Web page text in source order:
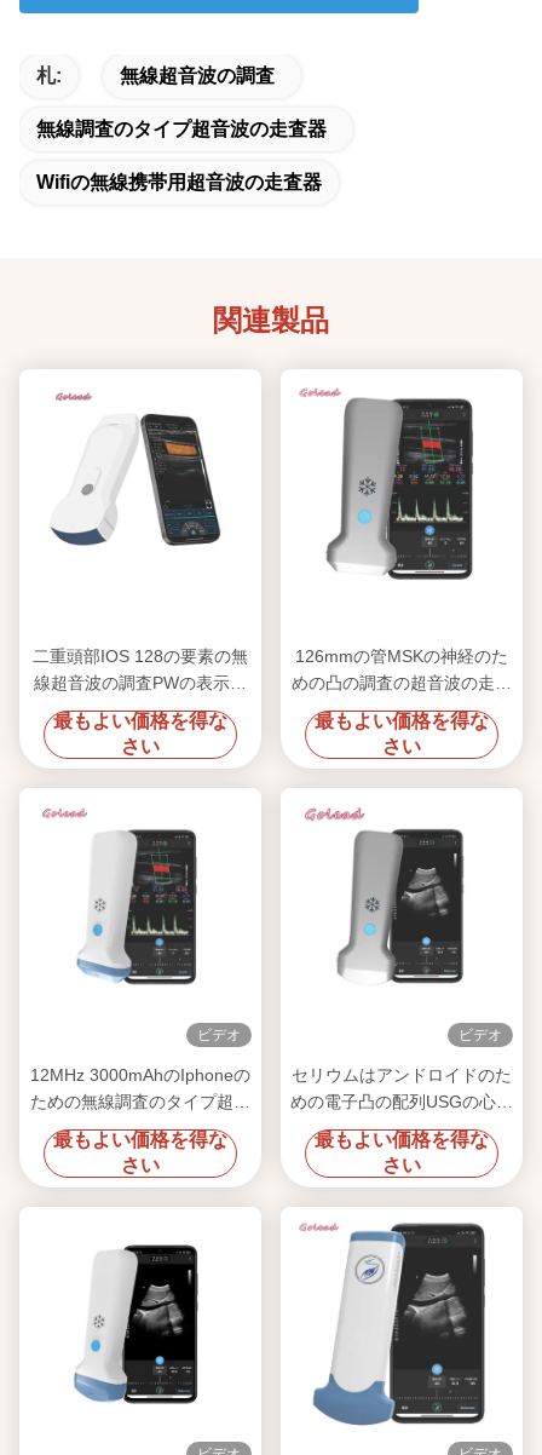
札: 無線超音波の調査
無線調査のタイプ超音波の走査器
Wifiの無線携帯用超音波の走査器
関連製品
二重頭部IOS 128の要素の無
線超音波の調査PWの表示モ
ード
最もよい価格を得な
さい
126mmの管MSKの神経のた
めの凸の調査の超音波の走査
器
最もよい価格を得な
さい
ビデオ
12MHz 3000mAhのIphoneの
ための無線調査のタイプ超音
波の走査器
最もよい価格を得な
さい
ビデオ
セリウムはアンドロイドのた
めの電子凸の配列USGの心臓
調査の超音波を承認した
最もよい価格を得な
さい